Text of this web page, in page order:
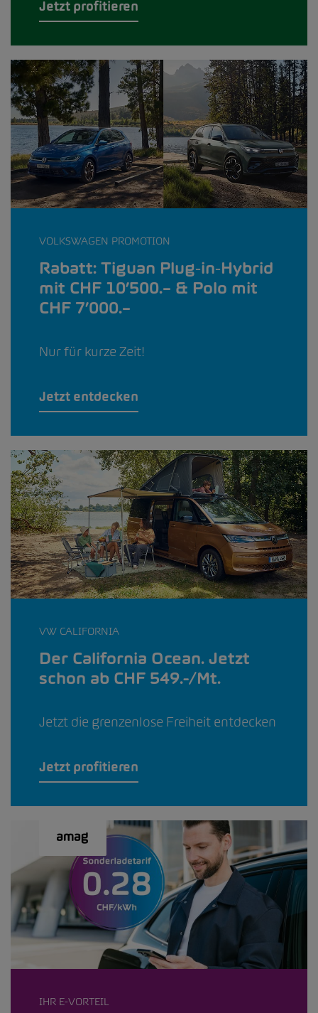
Jetzt profitieren
VOLKSWAGEN PROMOTION
Rabatt: Tiguan Plug‑in‑Hybrid
mit CHF 10’500.– & Polo mit
CHF 7’000.–
Nur für kurze Zeit!
Jetzt entdecken
VW CALIFORNIA
Der California Ocean. Jetzt
schon ab CHF 549.-/Mt.
Jetzt die grenzenlose Freiheit entdecken
Jetzt profitieren
IHR E-VORTEIL